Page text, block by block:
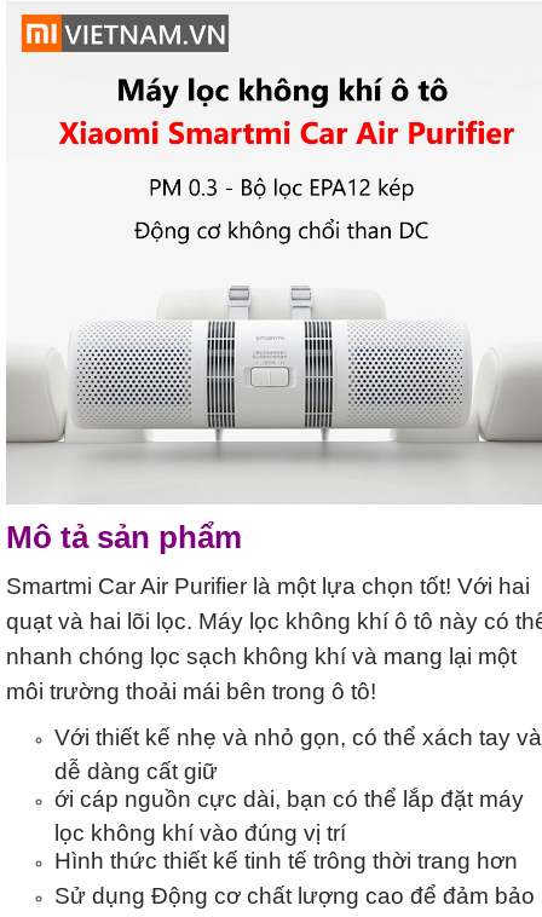
Mô tả sản phẩm
Smartmi Car Air Purifier là một lựa chọn tốt! Với hai
quạt và hai lõi lọc. Máy lọc không khí ô tô này có
nhanh chóng lọc sạch không khí và mang lại một
môi trường thoải mái bên trong ô tô!
Với thiết kế nhẹ và nhỏ gọn, có thể xách tay và
dễ dàng cất giữ
ới cáp nguồn cực dài, bạn có thể lắp đặt máy
lọc không khí vào đúng vị trí
Hình thức thiết kế tinh tế trông thời trang hơn
Sử dụng Động cơ chất lượng cao để đảm bảo